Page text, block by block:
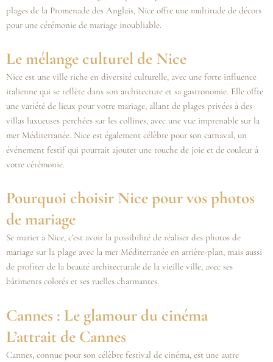
plages de la Promenade des Anglais, Nice offre une multitude de décors
pour une cérémonie de mariage inoubliable.
Le mélange culturel de Nice
Nice est une ville riche en diversité culturelle, avec une forte influence
italienne qui se reflète dans son architecture et sa gastronomie. Elle offre
une variété de lieux pour votre mariage, allant de plages privées à des
villas luxueuses perchées sur les collines, avec une vue imprenable sur la
mer Méditerranée. Nice est également célèbre pour son carnaval, un
événement festif qui pourrait ajouter une touche de joie et de couleur à
votre cérémonie.
Pourquoi choisir Nice pour vos photos
de mariage
Se marier à Nice, c’est avoir la possibilité de réaliser des photos de
mariage sur la plage avec la mer Méditerranée en arrière-plan, mais aussi
de profiter de la beauté architecturale de la vieille ville, avec ses
bâtiments colorés et ses ruelles charmantes.
Cannes : Le glamour du cinéma
L’attrait de Cannes
Cannes, connue pour son célèbre festival de cinéma, est une autre